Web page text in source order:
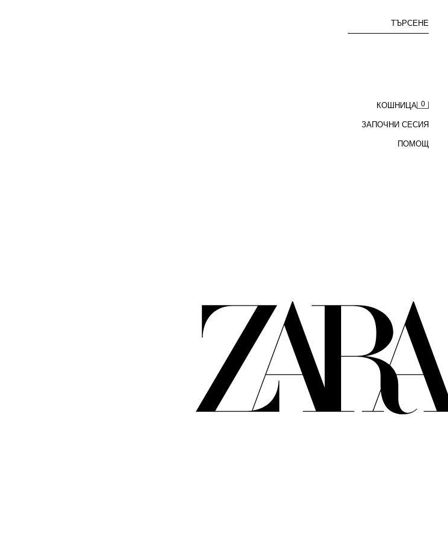
ТЪРСЕНЕ
КОШНИЦА 0
ЗАПОЧНИ СЕСИЯ
ПОМОЩ